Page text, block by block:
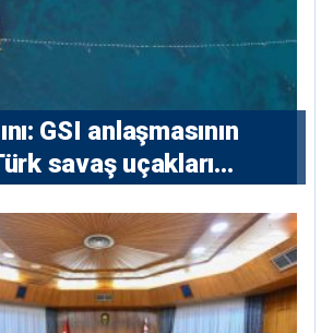
⁠GSI anlaşmasının
savaş uçakları